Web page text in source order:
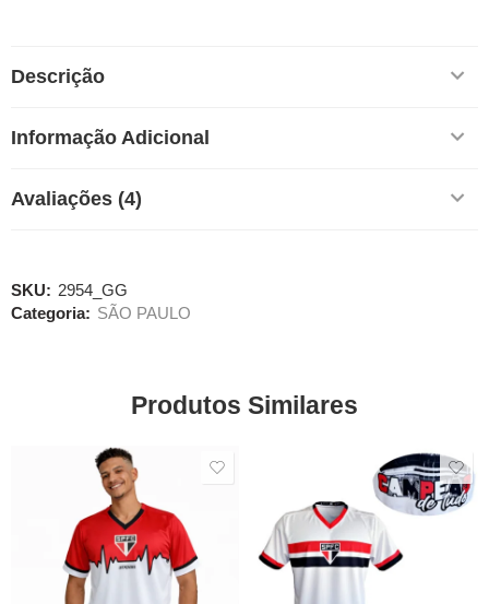
Descrição
Informação Adicional
Avaliações (4)
SKU: 2954_GG
Categoria: SÃO PAULO
Produtos Similares